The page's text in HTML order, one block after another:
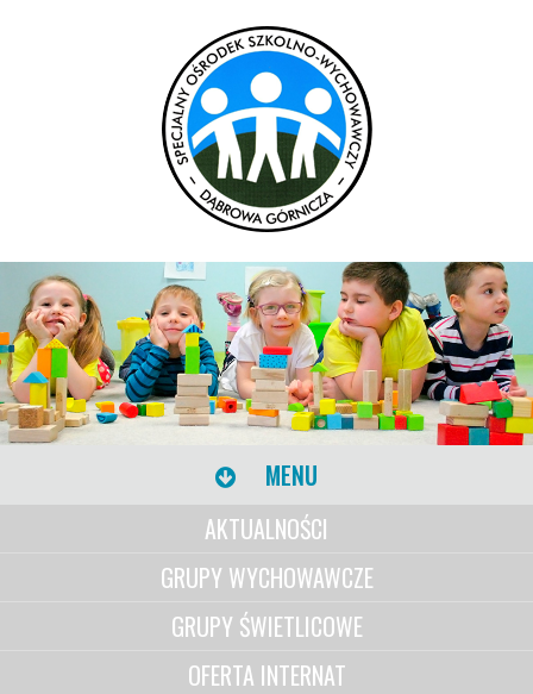
MENU
AKTUALNOŚCI
GRUPY WYCHOWAWCZE
GRUPY ŚWIETLICOWE
OFERTA INTERNAT